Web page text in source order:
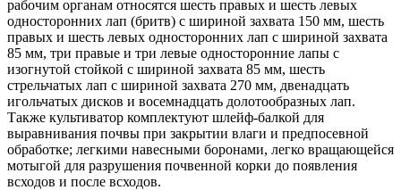
рабочим органам относятся шесть правых и шесть левых
односторонних лап (бритв) с шириной захвата 150 мм, шесть
правых и шесть левых односторонних лап с шириной захвата
85 мм, три правые и три левые односторонние лапы с
изогнутой стойкой с шириной захвата 85 мм, шесть
стрельчатых лап с шириной захвата 270 мм, двенадцать
игольчатых дисков и восемнадцать долотообразных лап.
Также культиватор комплектуют шлейф-балкой для
выравнивания почвы при закрытии влаги и предпосевной
обработке; легкими навесными боронами, легко вращающейся
мотыгой для разрушения почвенной корки до появления
всходов и после всходов.